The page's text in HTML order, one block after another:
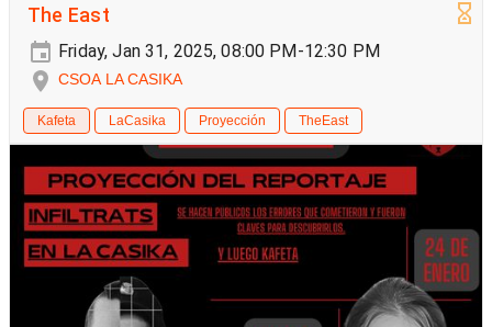
The East
Friday, Jan 31, 2025, 08:00 PM-12:30 PM
CSOA LA CASIKA
Kafeta LaCasika Proyección TheEast